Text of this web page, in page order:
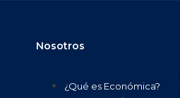
Nosotros
¿Qué es Económica?